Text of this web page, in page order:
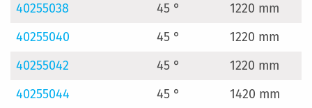
40255038
45 °
1220 mm
40255040
45 °
1220 mm
40255042
45 °
1220 mm
40255044
45 °
1420 mm